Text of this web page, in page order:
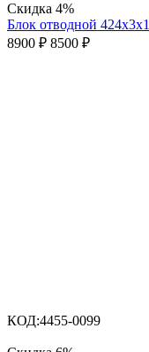
Скидка 4%
Блок отводной
8900 ₽ 8500 ₽
КОД:4455-0099